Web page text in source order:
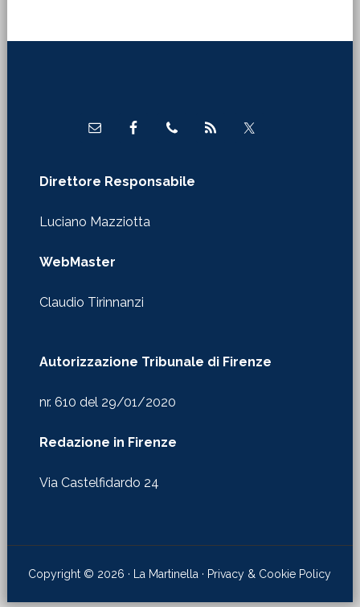
Direttore Responsabile
Luciano Mazziotta
WebMaster
Claudio Tirinnanzi
Autorizzazione Tribunale di Firenze
nr. 610 del 29/01/2020
Redazione in Firenze
Via Castelfidardo 24
Copyright © 2026 · La Martinella · Privacy & Cookie Policy